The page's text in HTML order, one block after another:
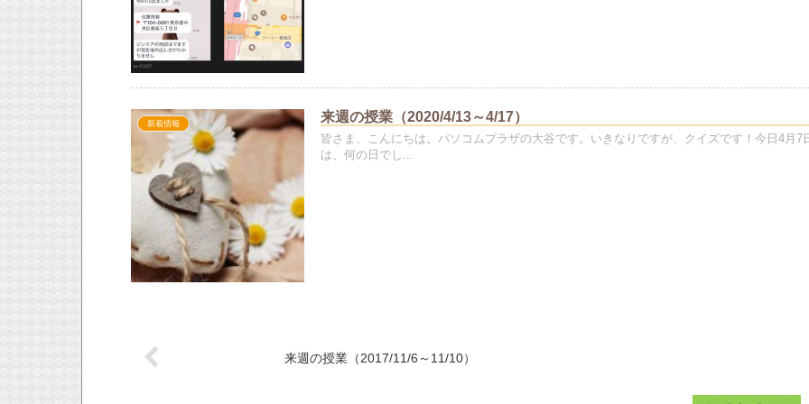
新着情報 来週の授業（2020/4/13～4/17）
皆さま、こんにちは。パソコムプラザの大谷です。いきなりですが、クイズです！今日4月7
は、何の日でし...
来週の授業（2017/11/6～11/10）